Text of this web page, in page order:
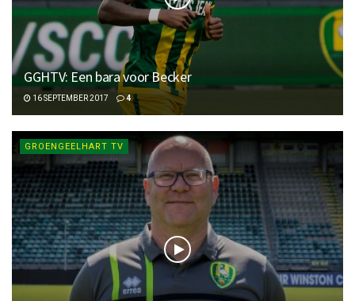
GGHTV: Een bara voor Becker
16 SEPTEMBER 2017 4
GROENGEELHART TV